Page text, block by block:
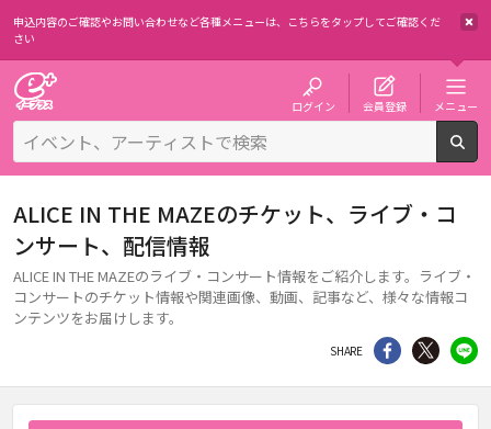
申込内容のご確認やお問い合わせなど各種メニューは、 こちらをタップしてご確認くだ
さい
ログイン 会員登録 メニュー
ALICE IN THE MAZEのチケット、ライブ・コ
ンサート、配信情報
ALICE IN THE MAZEのライブ・コンサート情報をご紹介します。ライブ・
コンサートのチケット情報や関連画像、動画、記事など、様々な情報コ
ンテンツをお届けします。
SHARE シェア Twitter